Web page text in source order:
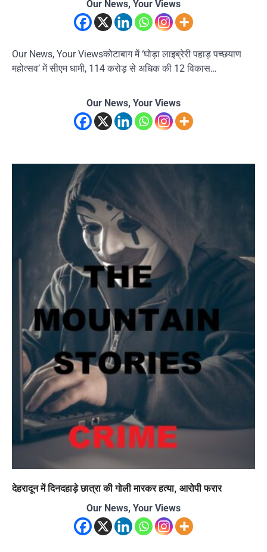
Our News, Your Views
Our News, Your Viewsकोटाबाग में ‘घोड़ा लाइब्रेरी पहाड़ पच्छयाण
महोत्सव’ में सीएम धामी, 114 करोड़ से अधिक की 12 विकास…
Our News, Your Views
देहरादून में दिनदहाड़े छात्रा की गोली मारकर हत्या, आरोपी फरार
Our News, Your Views